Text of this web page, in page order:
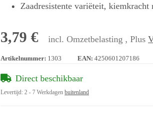
Zaadresistente variëteit, kiemkracht
3,79 € incl. Omzetbelasting , Plus
Artikelnummer: 1303 EAN: 4250601207186
Direct beschikbaar
Levertijd: 2 - 7 Werkdagen buitenland